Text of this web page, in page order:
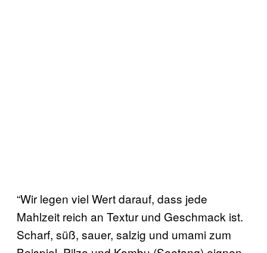
“Wir legen viel Wert darauf, dass jede
Mahlzeit reich an Textur und Geschmack ist.
Scharf, süß, sauer, salzig und umami zum